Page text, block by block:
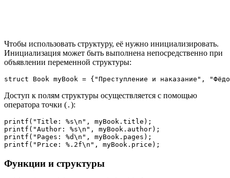
Чтобы использовать структуру, её нужно инициализировать.
Инициализация может быть выполнена непосредственно при
объявлении переменной структуры:
struct Book myBook = {"Преступление и наказание",
Доступ к полям структуры осуществляется с помощью
оператора точки ( . ):
printf("Title: %s\n", myBook.title);
printf("Author: %s\n", myBook.author);
printf("Pages: %d\n", myBook.pages);
printf("Price: %.2f\n", myBook.price);
Функции и структуры